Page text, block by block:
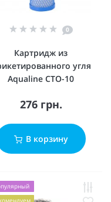
0
Картридж из
угля
Aqualine CTO-10
276 грн.
В корзину